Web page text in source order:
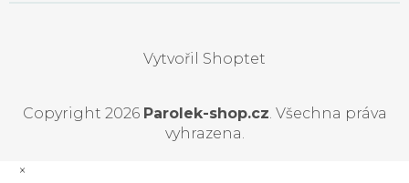
Vytvořil Shoptet
Copyright 2026 Parolek-shop.cz. Všechna práva
vyhrazena.
×